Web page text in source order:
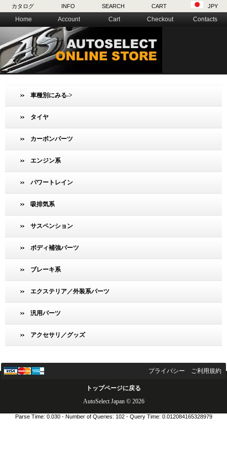
カタログ INFO SEARCH CART JPY
Home Account Cart Checkout Contacts
車種別にみる->
タイヤ
カーボンパーツ
エンジン系
パワートレイン
吸排気系
サスペンション
ボディ補強パーツ
ブレーキ系
エクステリア／外装系パーツ
汎用パーツ
アクセサリ／グッズ
プライバシー ご利用規約
トップページに戻る
AutoSelect Japan © 2026
Parse Time: 0.030 - Number of Queries: 102 - Query Time: 0.012084165328979